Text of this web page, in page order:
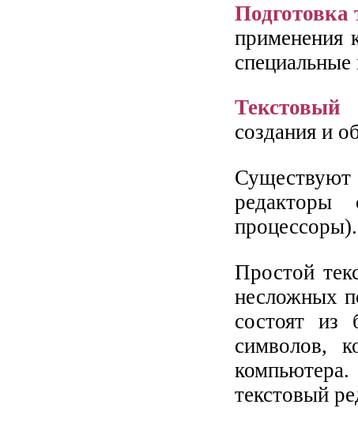
Подготовка
применения
Текстовый
создания и
редакторы
процессоры).
Простой
несложных
состоят из
символов,
текстовый